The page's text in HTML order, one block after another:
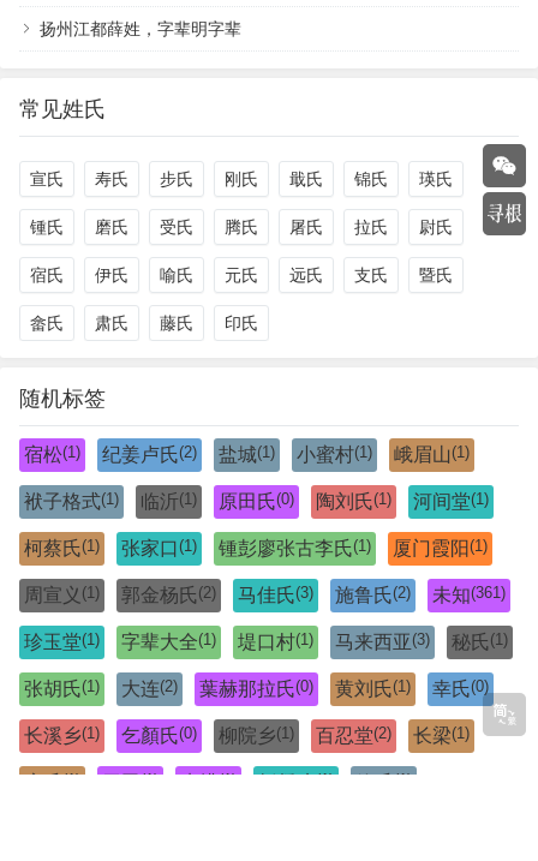
扬州江都薛姓，字辈明字辈
常见姓氏
宣氏 寿氏 步氏 刚氏 戢氏 锦氏 瑛氏
锺氏 磨氏 受氏 腾氏 屠氏 拉氏 尉氏
宿氏 伊氏 喻氏 元氏 远氏 支氏 暨氏
畲氏 肃氏 藤氏 印氏
随机标签
宿松(1) 纪姜卢氏(2) 盐城(1) 小蜜村(1) 峨眉山(1)
袱子格式(1) 临沂(1) 原田氏(0) 陶刘氏(1) 河间堂(1)
柯蔡氏(1) 张家口 (1) 锺彭廖张古李氏(1) 厦门霞阳 (1)
周宣义 (1) 郭金杨氏 (2) 马佳氏(3) 施鲁氏(2) 未知(361)
珍玉堂(1) 字辈大全(1) 堤口村(1) 马来西亚 (3) 秘氏 (1)
张胡氏(1) 大连(2) 葉赫那拉氏(0) 黄刘氏(1) 幸氏(0)
长溪乡(1) 乞顏氏(0) 柳院乡(1) 百忍堂(2) 长梁(1)
(1) (1) (1) (1) (1)